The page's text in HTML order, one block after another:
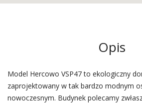
Opis
Model Hercowo VSP47 to ekologiczny
zaprojektowany w tak bardzo modnym
nowoczesnym. Budynek polecamy